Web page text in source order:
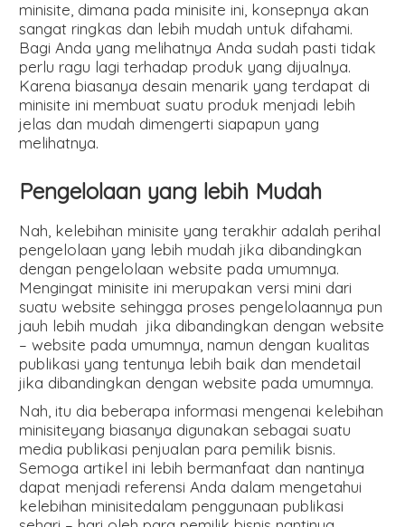
minisite, dimana pada minisite ini, konsepnya akan
sangat ringkas dan lebih mudah untuk difahami.
Bagi Anda yang melihatnya Anda sudah pasti tidak
perlu ragu lagi terhadap produk yang dijualnya.
Karena biasanya desain menarik yang terdapat di
minisite ini membuat suatu produk menjadi lebih
jelas dan mudah dimengerti siapapun yang
melihatnya.
Pengelolaan yang lebih Mudah
Nah, kelebihan minisite yang terakhir adalah perihal
pengelolaan yang lebih mudah jika dibandingkan
dengan pengelolaan website pada umumnya.
Mengingat minisite ini merupakan versi mini dari
suatu website sehingga proses pengelolaannya pun
jauh lebih mudah jika dibandingkan dengan website
– website pada umumnya, namun dengan kualitas
publikasi yang tentunya lebih baik dan mendetail
jika dibandingkan dengan website pada umumnya.
Nah, itu dia beberapa informasi mengenai kelebihan
minisiteyang biasanya digunakan sebagai suatu
media publikasi penjualan para pemilik bisnis.
Semoga artikel ini lebih bermanfaat dan nantinya
dapat menjadi referensi Anda dalam mengetahui
kelebihan minisitedalam penggunaan publikasi